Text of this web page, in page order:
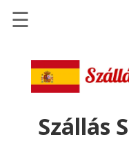
Szállások
Szállásinfo.eu
Repülőjegy
☰
Szállás